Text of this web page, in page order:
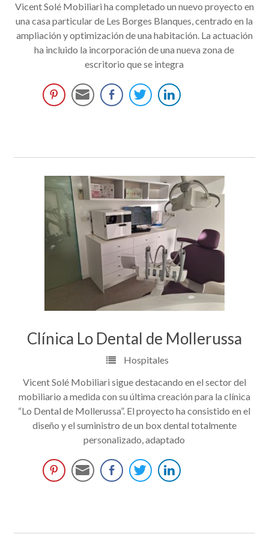
Vicent Solé Mobiliari ha completado un nuevo proyecto en
una casa particular de Les Borges Blanques, centrado en la
ampliación y optimización de una habitación. La actuación
ha incluido la incorporación de una nueva zona de
escritorio que se integra
Clínica Lo Dental de Mollerussa
Hospitales
Vicent Solé Mobiliari sigue destacando en el sector del
mobiliario a medida con su última creación para la clínica
“Lo Dental de Mollerussa”. El proyecto ha consistido en el
diseño y el suministro de un box dental totalmente
personalizado, adaptado